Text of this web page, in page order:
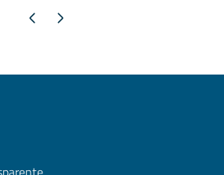
Pagina precedente
Pagina successiva